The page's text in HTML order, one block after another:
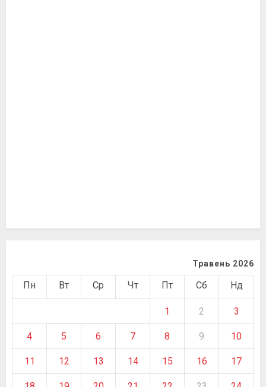
Травень 2026
Пн Вт Ср Чт Пт Сб Нд
1 2 3
4 5 6 7 8 9 10
11 12 13 14 15 16 17